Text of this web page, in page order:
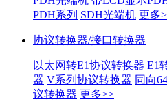
PDH系列 SDH光端机 更多
协议转换器/接口转换器
以太网转E1协议转换器 E1
器 V系列协议转换器 同向
议转换器 更多>>